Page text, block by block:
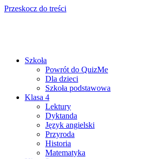
Przeskocz do treści
Szkoła
Powrót do QuizMe
Dla dzieci
Szkoła podstawowa
Klasa 4
Lektury
Dyktanda
Język angielski
Przyroda
Historia
Matematyka